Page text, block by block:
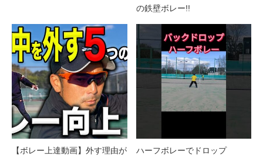
の鉄壁ボレー!!
【ボレー上達動画】外す理由が
ハーフボレーでドロップ